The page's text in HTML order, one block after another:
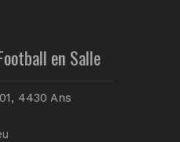
en Salle
4430 Ans